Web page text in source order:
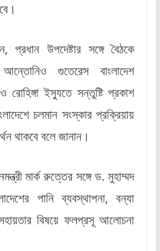
উপদেষ্টার সঙ্গে বৈঠকে
গুতেরেস বাংলাদেশ
রোহিঙ্গা ইস্যুতে সন্তুষ্টি প্রকাশ
চলমান সংস্কার প্রক্রিয়ায়
থাকবে বলে জানান।
মার্ক রুত্তের সঙ্গে ড. মুহাম্মদ
পানি ব্যবস্থাপনা, বন্যা
বিষয়ে ফলপ্রসূ আলোচনা